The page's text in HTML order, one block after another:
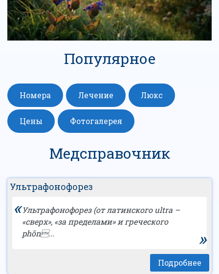
Популярное
Номера Лечение Люкс
Цены Фотогалерея
Медсправочник
Ультрафонофорез
«Ультрафонофорез (от латинского ultra –
«сверх», «за пределами» и греческого
phōn...
»
Подробнее